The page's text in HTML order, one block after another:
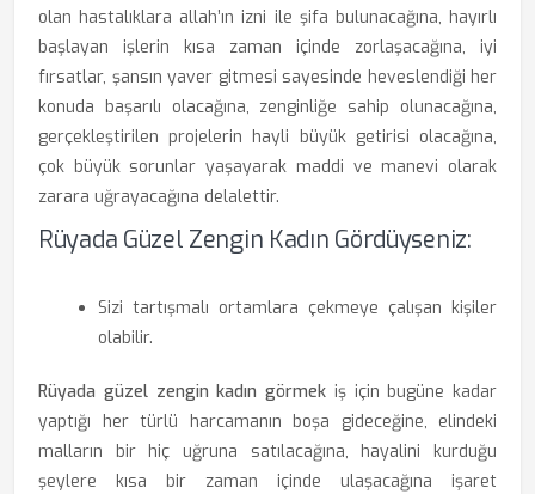
olan hastalıklara allah’ın izni ile şifa bulunacağına, hayırlı
başlayan işlerin kısa zaman içinde zorlaşacağına, iyi
fırsatlar, şansın yaver gitmesi sayesinde heveslendiği her
konuda başarılı olacağına, zenginliğe sahip olunacağına,
gerçekleştirilen projelerin hayli büyük getirisi olacağına,
çok büyük sorunlar yaşayarak maddi ve manevi olarak
zarara uğrayacağına delalettir.
Rüyada Güzel Zengin Kadın Gördüyseniz:
Sizi tartışmalı ortamlara çekmeye çalışan kişiler
olabilir.
Rüyada güzel zengin kadın görmek iş için bugüne kadar
yaptığı her türlü harcamanın boşa gideceğine, elindeki
malların bir hiç uğruna satılacağına, hayalini kurduğu
şeylere kısa bir zaman içinde ulaşacağına işaret